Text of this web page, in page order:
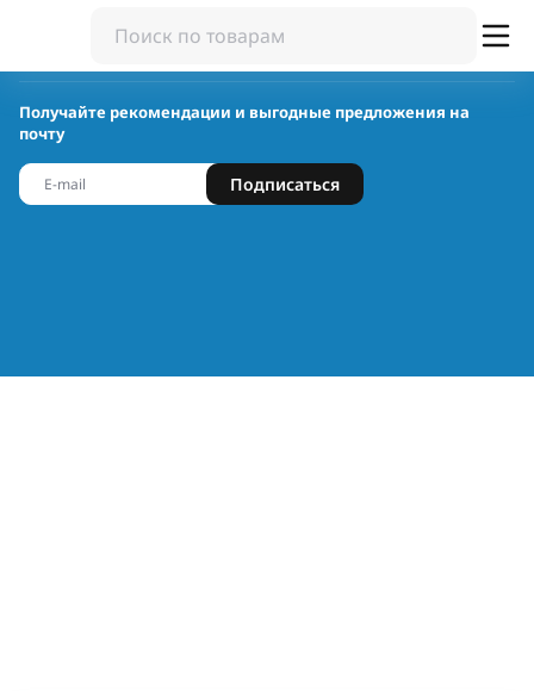
Получайте рекомендации и выгодные предложения на
почту
Подписаться